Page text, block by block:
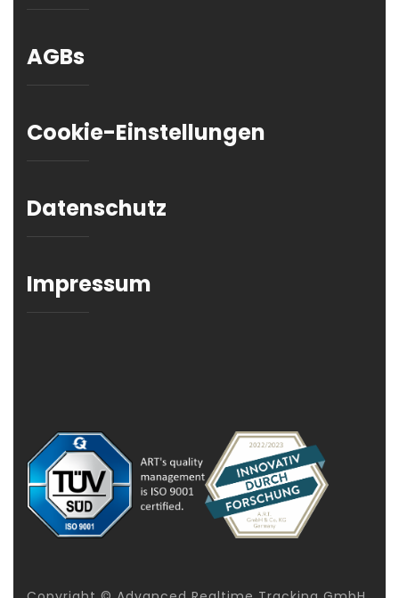
AGBs
Cookie-Einstellungen
Datenschutz
Impressum